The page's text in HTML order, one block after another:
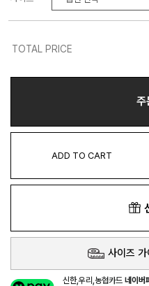
TOTAL PRICE
주
ADD TO CART
사이즈
신한,우리,농협카드네이버